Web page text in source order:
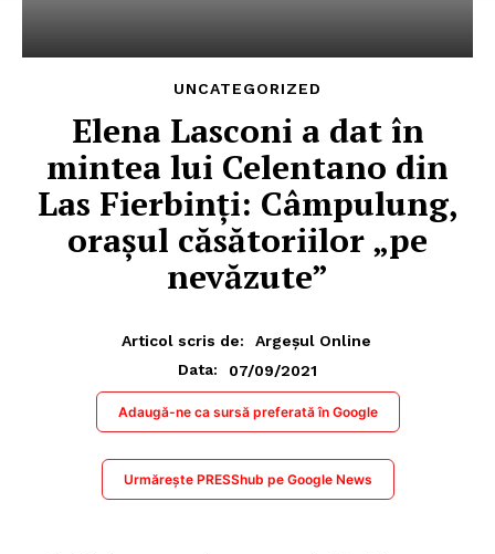
UNCATEGORIZED
Elena Lasconi a dat în
mintea lui Celentano din
Las Fierbinţi: Câmpulung,
oraşul căsătoriilor „pe
nevăzute”
Articol scris de:
Argeșul Online
Data:
07/09/2021
Adaugă-ne ca sursă preferată în Google
Urmărește PRESShub pe Google News